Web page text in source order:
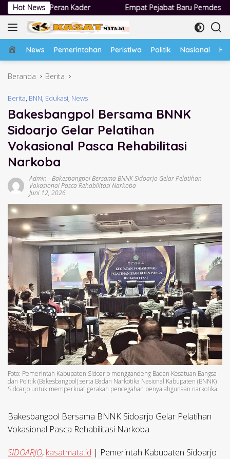
Langsung
ke
konten
Hot News
Empat Pejabat Baru Pemdes Semampir Dilantik, Siap
Home
News Pemerintahan Peristiwa Politik Nasional
Beranda Berita
Berita, BNN, Edukasi, News
Bakesbangpol Bersama BNNK
Sidoarjo Gelar Pelatihan
Vokasional Pasca Rehabilitasi
Narkoba
Admin -Bakesbangpol Bersama BNNK Sidoarjo Gelar Pelatihan
Vokasional Pasca Rehabilitasi Narkoba
Juni 12, 2026
Foto: Pemerintah Kabupaten Sidoarjo menggandeng Badan Kesatuan Bangsa
dan Politik (Bakesbangpol) serta Badan Narkotika Nasional Kabupaten (BNNK)
Sidoarjo untuk memperkuat gerakan pencegahan penyalahgunaan narkotika.
Bakesbangpol Bersama BNNK Sidoarjo Gelar Pelatihan
Vokasional Pasca Rehabilitasi Narkoba
SIDOARJO, kasatmata.id | Pemerintah Kabupaten Sidoarjo